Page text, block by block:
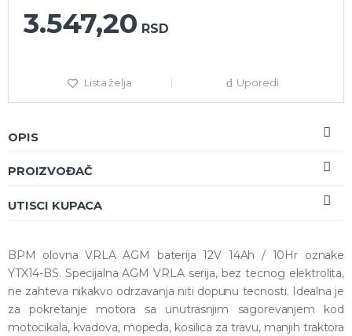
3.547,20 RSD
Lista želja Uporedi
OPIS
PROIZVOĐAČ
UTISCI KUPACA
BPM olovna VRLA AGM baterija 12V 14Ah / 10Hr oznake
YTX14-BS. Specijalna AGM VRLA serija, bez tecnog elektrolita,
ne zahteva nikakvo odrzavanja niti dopunu tecnosti. Idealna je
za pokretanje motora sa unutrasnjim sagorevanjem kod
motocikala, kvadova, mopeda, kosilica za travu, manjih traktora